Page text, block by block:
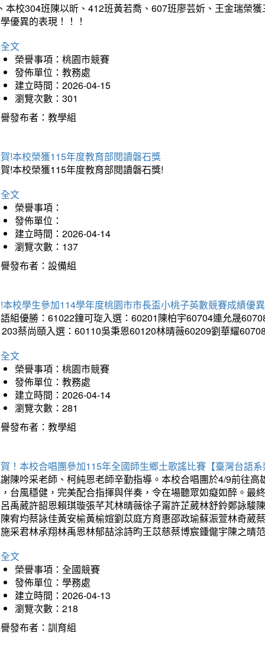
本校304班陳以昕、412班黃若喬、607班廖芸妡、王金瑞榮
優異的表現！！！
文
榮譽事項：桃園市競賽
發佈單位：教務處
建立時間：2026-04-15
瀏覽次數：301
發布者：教學組
!本校榮獲115年度教育部閱讀磐石獎
!本校榮獲115年度教育部閱讀磐石獎!
文
榮譽事項：
發佈單位：
建立時間：2026-04-14
瀏覽次數：137
發布者：設備組
本校學生參加114學年度桃園市市長盃小桃子英數競賽成績優
組優勝：61022鐘可琁入選：60201陳柏宇60704連允晟
蔡尚頤入選：60110吳秉恩60120林晴薇60209劉華耀
文
榮譽事項：桃園市競賽
發佈單位：教務處
建立時間：2026-04-14
瀏覽次數：281
發布者：教學組
！本校合唱團參加115年全國師生鄉土歌謠比賽【臺灣台語
陳吟采老師、柯純恩老師辛勤指導。本校合唱團於4/9前往
台風穩健，完美配合指揮與伴奏，令在場聽眾如癡如醉。最
禹葳許韶恩賴琪璇張芊芃林晴薇徐子甯許芷葳林舒鈴鄭詠駿
宥均蔡詠佳黃安榆黃榆媗劉苡庭方育惠邵政瑜蘇浱萱林奇葳
采君林承翔林禹恩林郁喆涂詩昀王苡慈蔡博宸鍾儱宇陳之晴
文
榮譽事項：全國競賽
發佈單位：學務處
建立時間：2026-04-13
瀏覽次數：218
發布者：訓育組